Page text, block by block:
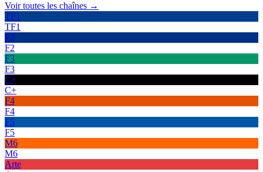
Voir toutes les chaînes →
TF1
TF1
F2
F2
F3
F3
C+
C+
F4
F4
F5
F5
M6
M6
Arte